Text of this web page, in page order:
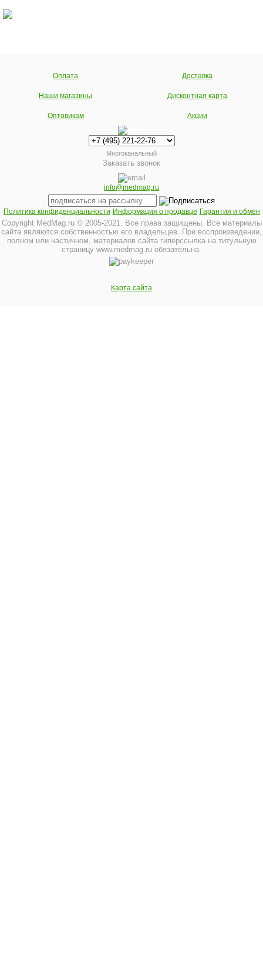
Оплата Доставка
Наши магазины Дисконтная карта
Оптовикам Акции
Многоканальный
Заказать звонок
info@medmag.ru
Политика конфиденциальности Информация о продавце Гарантия и обмен
Copyright MedMag.ru © 2005-2021. Все права защищены. Все материалы
сайта являются собственностью его владельцев. При воспроизведении,
полном или частичном, материалов сайта гиперссылка на титульную
страницу www.medmag.ru обязательна.
Карта сайта